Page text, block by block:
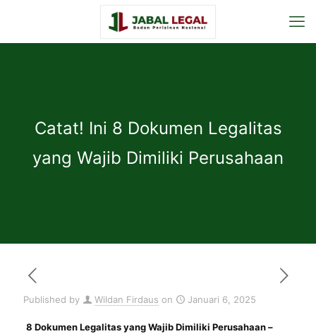
Catat! Ini 8 Dokumen Legalitas
yang Wajib Dimiliki Perusahaan
Published by Wildan Firdaus on Januari 6, 2025
8 Dokumen Legalitas yang Wajib Dimiliki Perusahaan –